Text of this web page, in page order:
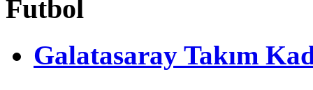
Futbol
Galatasaray Takım